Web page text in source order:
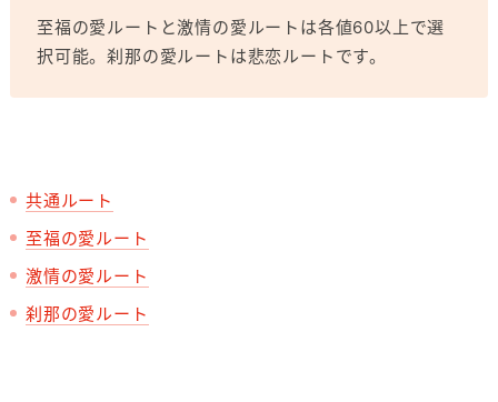
至福の愛ルートと激情の愛ルートは各値60以上で選
択可能。刹那の愛ルートは悲恋ルートです。
共通ルート
至福の愛ルート
激情の愛ルート
刹那の愛ルート